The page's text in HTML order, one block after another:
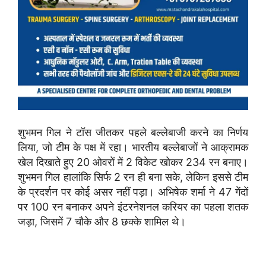
शुभमन गिल ने टॉस जीतकर पहले बल्लेबाजी करने का निर्णय
लिया, जो टीम के पक्ष में रहा। भारतीय बल्लेबाजों ने आक्रामक
खेल दिखाते हुए 20 ओवरों में 2 विकेट खोकर 234 रन बनाए।
शुभमन गिल हालांकि सिर्फ 2 रन ही बना सके, लेकिन इससे टीम
के प्रदर्शन पर कोई असर नहीं पड़ा। अभिषेक शर्मा ने 47 गेंदों
पर 100 रन बनाकर अपने इंटरनेशनल करियर का पहला शतक
जड़ा, जिसमें 7 चौके और 8 छक्के शामिल थे।